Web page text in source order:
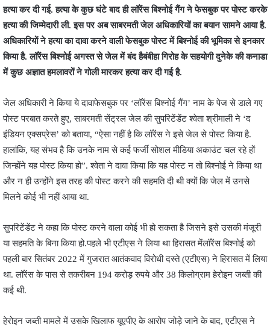
हत्या कर दी गई. हत्या के कुछ घंटे बाद ही लॉरेंस बिश्नोई गैंग ने फेसबुक पर पोस्ट करके
हत्या की जिम्मेदारी ली. इस पर अब साबरमती जेल अधिकारियों का बयान सामने आया है.
अधिकारियों ने हत्या का दावा करने वाली फेसबुक पोस्ट में बिश्नोई की भूमिका से इनकार
किया है. लॉरेंस बिश्नोई अगस्त से जेल में बंद हैबंबीहा गिरोह के सहयोगी दुनेके की कनाडा
में कुछ अज्ञात हमलावरों ने गोली मारकर हत्या कर दी गई है.
जेल अधिकारी ने किया ये दावाफेसबुक पर ‘लॉरेंस बिश्नोई गैंग’ नाम के पेज से डाले गए
पोस्ट परबात करते हुए, साबरमती सेंट्रल जेल की सुपरिटेंडेंट श्वेता श्रीमाली ने ‘द
इंडियन एक्सप्रेस’ को बताया, “ऐसा नहीं है कि लॉरेंस ने इसे जेल से पोस्ट किया है.
हालांकि, यह संभव है कि उनके नाम से कई फर्जी सोशल मीडिया अकाउंट चल रहे हों
जिन्होंने यह पोस्ट किया हो”. श्वेता ने दावा किया कि यह पोस्ट न तो बिश्नोई ने किया था
और न ही उन्होंने इस तरह की पोस्ट करने की सहमति दी थी क्यों कि जेल में उनसे
मिलने कोई भी नहीं आया था.
सुपरिटेंडेंट ने कहा कि पोस्ट करने वाला कोई भी हो सकता है जिसने इसे उसकी मंजूरी
या सहमति के बिना किया हो.पहले भी एटीएस ने लिया था हिरासत मेंलॉरेंस बिश्नोई को
पहली बार सितंबर 2022 में गुजरात आतंकवाद विरोधी दस्ते (एटीएस) ने हिरासत में लिया
था. लॉरेंस के पास से तकरीबन 194 करोड़ रुपये और 38 किलोग्राम हेरोइन जब्ती की
कई थी.
हेरोइन जब्ती मामले में उसके खिलाफ यूएपीए के आरोप जोड़े जाने के बाद, एटीएस ने